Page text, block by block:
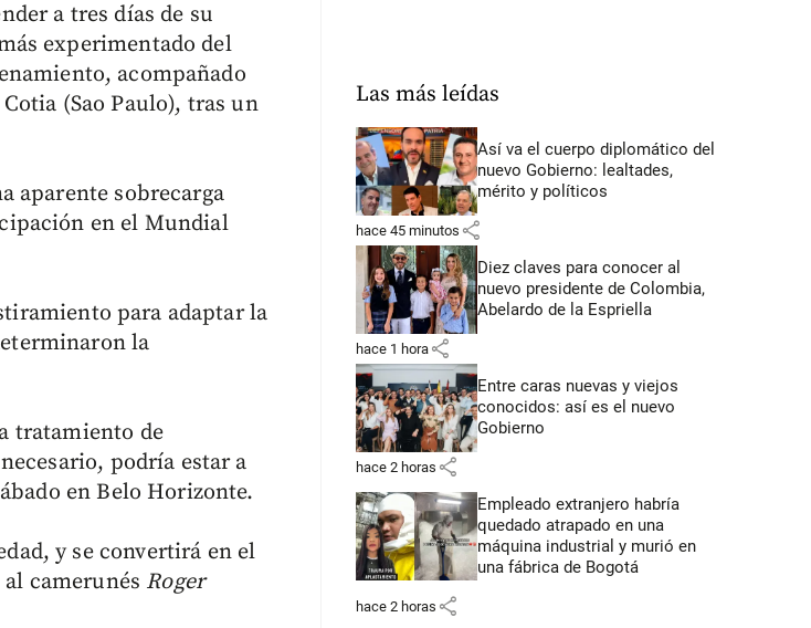
a tres días de su
experimentado del
acompañado
(Sao Paulo), tras un
aparente sobrecarga
en el Mundial
para adaptar la
la
tratamiento de
podría estar a
en Belo Horizonte.
y se convertirá en el
camerunés Roger
Las más leídas
Así va el cuerpo diplomático del
nuevo Gobierno: lealtades,
mérito y políticos
hace 45 minutos share
Diez claves para conocer al
nuevo presidente de Colombia,
Abelardo de la Espriella
hace 1 hora share
Entre caras nuevas y viejos
conocidos: así es el nuevo
Gobierno
hace 2 horas share
Empleado extranjero habría
quedado atrapado en una
máquina industrial y murió en
una fábrica de Bogotá
hace 2 horas share